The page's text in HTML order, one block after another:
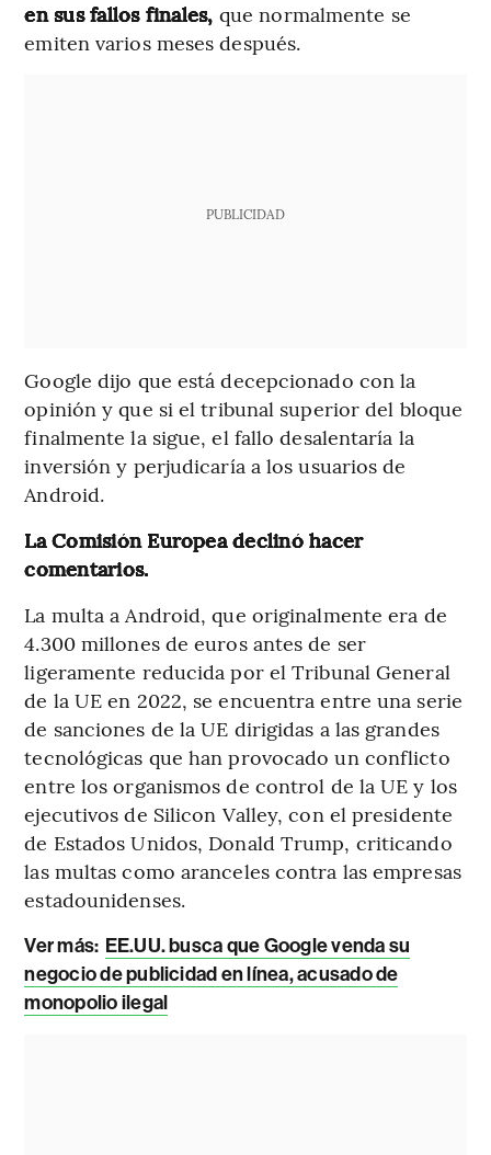
en sus fallos finales, que normalmente se
emiten varios meses después.
PUBLICIDAD
Google dijo que está decepcionado con la
opinión y que si el tribunal superior del bloque
finalmente la sigue, el fallo desalentaría la
inversión y perjudicaría a los usuarios de
Android.
La Comisión Europea declinó hacer
comentarios.
La multa a Android, que originalmente era de
4.300 millones de euros antes de ser
ligeramente reducida por el Tribunal General
de la UE en 2022, se encuentra entre una serie
de sanciones de la UE dirigidas a las grandes
tecnológicas que han provocado un conflicto
entre los organismos de control de la UE y los
ejecutivos de Silicon Valley, con el presidente
de Estados Unidos, Donald Trump, criticando
las multas como aranceles contra las empresas
estadounidenses.
Ver más: EE.UU. busca que Google venda su
negocio de publicidad en línea, acusado de
monopolio ilegal